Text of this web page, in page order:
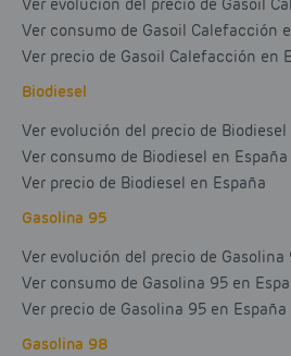
Ver evolución del precio de Gasoil
Ver consumo de Gasoil Calefacción
Ver precio de Gasoil Calefacción en
Biodiesel
Ver evolución del precio de Biodiesel
Ver consumo de Biodiesel en España
Ver precio de Biodiesel en España
Gasolina 95
Ver evolución del precio de Gasolina
Ver consumo de Gasolina 95 en
Ver precio de Gasolina 95 en España
Gasolina 98